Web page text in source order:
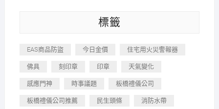
標籤
EAS商品防盜 今日金價 住宅用火災警報器
佛具 刻印章 印章 天氣變化
感應門神 時事議題 板橋禮儀公司
板橋禮儀公司推薦 民生頭條 消防水帶